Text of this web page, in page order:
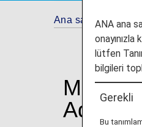
Ana sayfa
Manila
Aquino
ANA ana
lütfen
bilgileri
Gerekli
Bu